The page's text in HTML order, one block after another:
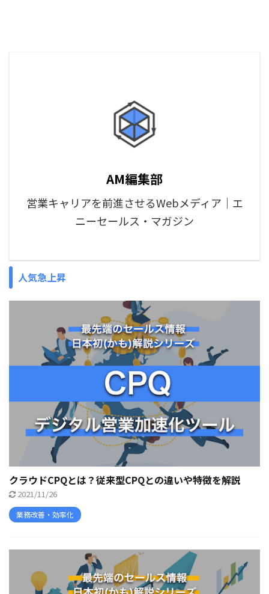
AM編集部
営業キャリアを前進させるWebメディア｜エ
ニーセールス・マガジン
人気急上昇
クラウドCPQとは？従来型CPQとの違いや特徴を解説
2021/11/26
業務改善・効率化